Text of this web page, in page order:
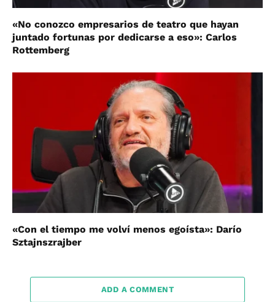
«No conozco empresarios de teatro que hayan
juntado fortunas por dedicarse a eso»: Carlos
Rottemberg
«Con el tiempo me volví menos egoísta»: Darío
Sztajnszrajber
ADD A COMMENT